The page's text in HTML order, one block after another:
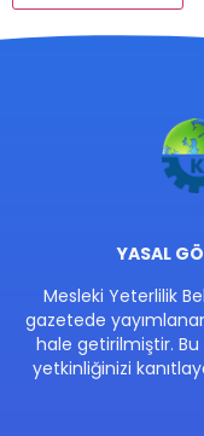
YASAL
Mesleki Yeterlilik
gazetede
hale getirilmiştir. Bu
yetkinliğinizi